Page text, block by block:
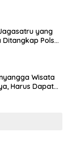
yang
Polsek
Wisata
Harus Dapat